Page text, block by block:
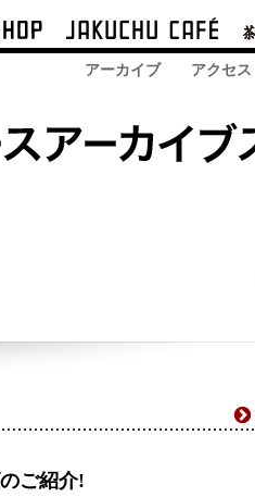
アーカイブ アクセス
ご紹介!